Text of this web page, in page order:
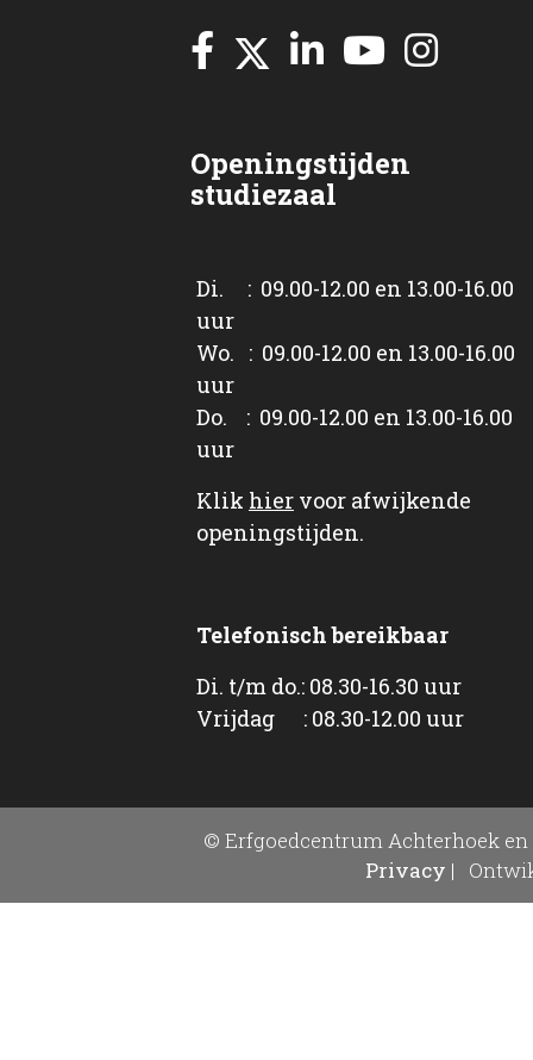
Openingstijden
studiezaal
Di. : 09.00-12.00 en 13.00-16.00
uur
Wo. : 09.00-12.00 en 13.00-16.00
uur
Do. : 09.00-12.00 en 13.00-16.00
uur
Klik hier voor afwijkende
openingstijden.
Telefonisch bereikbaar
Di. t/m do.: 08.30-16.30 uur
Vrijdag : 08.30-12.00 uur
© Erfgoedcentrum Achterhoek en
Privacy |